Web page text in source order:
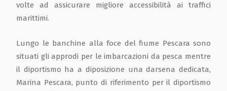
volte ad assicurare migliore accessibilità ai traffici
marittimi.
Lungo le banchine alla foce del fiume Pescara sono
situati gli approdi per le imbarcazioni da pesca mentre
il diportismo ha a diposizione una darsena dedicata,
Marina Pescara, punto di riferimento per il diportismo